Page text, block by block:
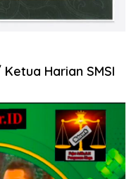
Harian SMSI